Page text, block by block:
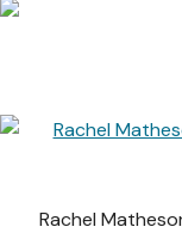
Rachel